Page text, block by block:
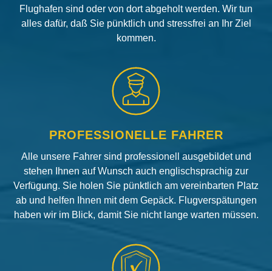
Flughafen sind oder von dort abgeholt werden. Wir tun
alles dafür, daß Sie pünktlich und stressfrei an Ihr Ziel
kommen.
PROFESSIONELLE FAHRER
Alle unsere Fahrer sind professionell ausgebildet und
stehen Ihnen auf Wunsch auch englischsprachig zur
Verfügung. Sie holen Sie pünktlich am vereinbarten Platz
ab und helfen Ihnen mit dem Gepäck. Flugverspätungen
haben wir im Blick, damit Sie nicht lange warten müssen.